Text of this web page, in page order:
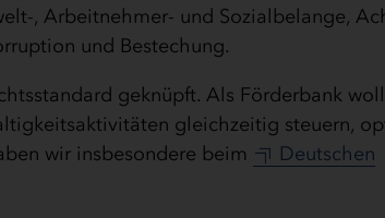
, Arbeitnehmer- und Sozialbelange,
und Bestechung.
geknüpft. Als Förderbank
gleichzeitig steuern,
wir insbesondere beim
Deutschen